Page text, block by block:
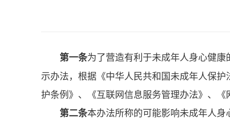
第一条为了营造有利于未成年人身心健
示办法，根据《中华人民共和国未成年人保
护条例》、《互联网信息服务管理办法》、
第二条本办法所称的可能影响未成年人